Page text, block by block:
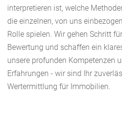
interpretieren ist, welche
die einzelnen, von uns
Rolle spielen. Wir gehen Schritt
Bewertung und schaffen ein
unsere profunden Kompetenzen
Erfahrungen - wir sind Ihr
Wertermittlung für Immobilien.